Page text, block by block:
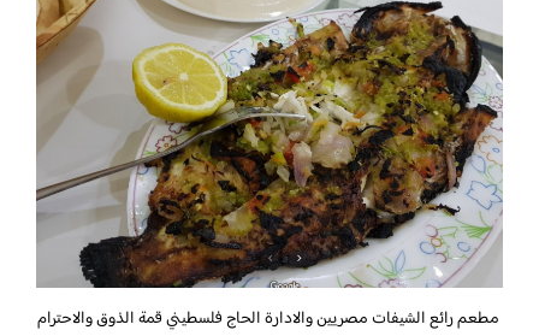
مطعم رائع الشيفات مصريين والادارة الحاج فلسطيني قمة الذوق والاحترام